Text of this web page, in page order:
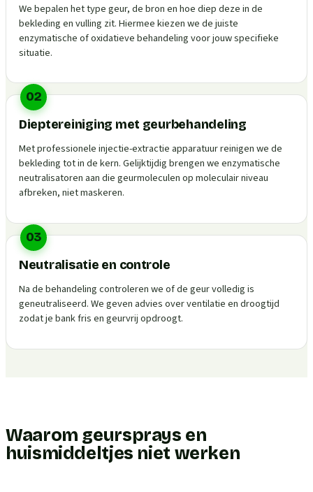
We bepalen het type geur, de bron en hoe diep deze in de
bekleding en vulling zit. Hiermee kiezen we de juiste
enzymatische of oxidatieve behandeling voor jouw specifieke
situatie.
02
Dieptereiniging met geurbehandeling
Met professionele injectie-extractie apparatuur reinigen we de
bekleding tot in de kern. Gelijktijdig brengen we enzymatische
neutralisatoren aan die geurmoleculen op moleculair niveau
afbreken, niet maskeren.
03
Neutralisatie en controle
Na de behandeling controleren we of de geur volledig is
geneutraliseerd. We geven advies over ventilatie en droogtijd
zodat je bank fris en geurvrij opdroogt.
Waarom geursprays en
huismiddeltjes niet werken